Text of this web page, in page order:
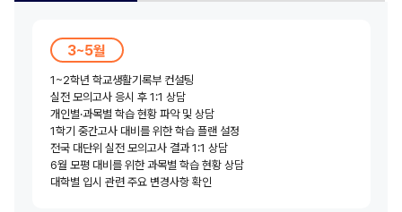
3~5월
1~2학년 학교생활기록부 컨설팅
실전 모의고사 응시 후 1:1 상담
개인별·과목별 학습 현황 파악 및 상담
1학기 중간고사 대비를 위한 학습 플랜 설정
전국 대단위 실전 모의고사 결과 1:1 상담
6월 모평 대비를 위한 과목별 학습 현황 상담
대학별 입시 관련 주요 변경사항 확인